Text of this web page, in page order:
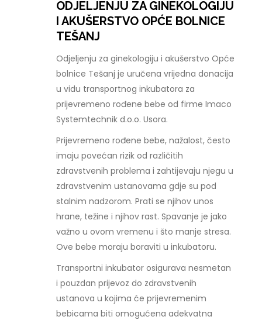
ODJELJENJU ZA GINEKOLOGIJU
I AKUŠERSTVO OPĆE BOLNICE
TEŠANJ
Odjeljenju za ginekologiju i akušerstvo Opće
bolnice Tešanj je uručena vrijedna donacija
u vidu transportnog inkubatora za
prijevremeno rođene bebe od firme Imaco
Systemtechnik d.o.o. Usora.
Prijevremeno rođene bebe, nažalost, često
imaju povećan rizik od različitih
zdravstvenih problema i zahtijevaju njegu u
zdravstvenim ustanovama gdje su pod
stalnim nadzorom. Prati se njihov unos
hrane, težine i njihov rast. Spavanje je jako
važno u ovom vremenu i što manje stresa.
Ove bebe moraju boraviti u inkubatoru.
Transportni inkubator osigurava nesmetan
i pouzdan prijevoz do zdravstvenih
ustanova u kojima će prijevremenim
bebicama biti omogućena adekvatna